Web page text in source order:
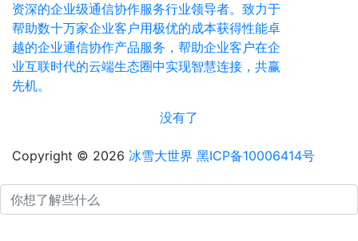
资深的企业级通信协作服务行业领导者。致力于
帮助数十万家企业客户用极优的成本获得性能卓
越的企业通信协作产品服务，帮助企业客户在企
业互联时代的云端生态圈中实现智慧连接，共赢
先机。
没有了
Copyright © 2026 冰雪大世界 黑ICP备10006414号